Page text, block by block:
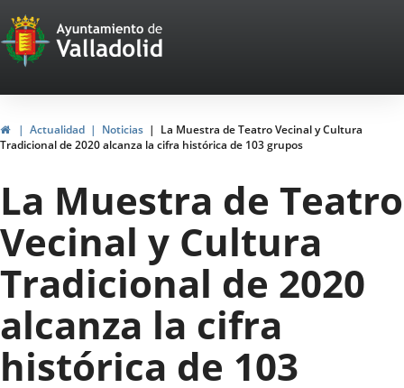
Portal
Web
del
Ayuntamiento
de
Valladolid
InicioActualidad Noticias
La Muestra de Teatro Vecinal y Cultura
Tradicional de 2020 alcanza la cifra histórica de 103 grupos
La Muestra de Teatro
Vecinal y Cultura
Tradicional de 2020
alcanza la cifra
histórica de 103